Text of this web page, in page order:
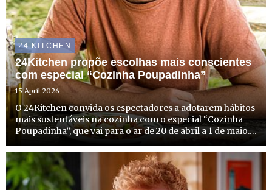
24 KITCHEN
24Kitchen propõe escolhas mais conscientes
com especial “Cozinha Poupadinha”
15 April 2026
O 24Kitchen convida os espectadores a adotarem hábitos
mais sustentáveis na cozinha com o especial “Cozinha
Poupadinha”, que vai para o ar de 20 de abril a 1 de maio.
algumas caras bem conhecidas do canal, o 24Kitchen
dedi...